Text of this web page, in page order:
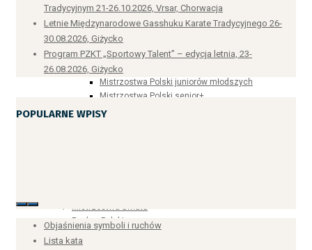
Kalendarz
Kluby
Wyniki
Mistrzostwa Polski
Mistrzostwa Polski seniorów i juniorów
Mistrzostwa Polski juniorów młodszych
Mistrzostwa Polski senior+
Młodzieżowe Mistrzostwa Polski
Mistrzostwa Świata
Puchar Polski
Tradycyjnym 21-26.10.2026, Vrsar, Chorwacja
Letnie Międzynarodowe Gasshuku Karate Tradycyjnego 26-
30.08.2026, Giżycko
Program PZKT „Sportowy Talent” – edycja letnia, 23-
26.08.2026, Giżycko
POPULARNE WPISY
Objaśnienia symboli i ruchów